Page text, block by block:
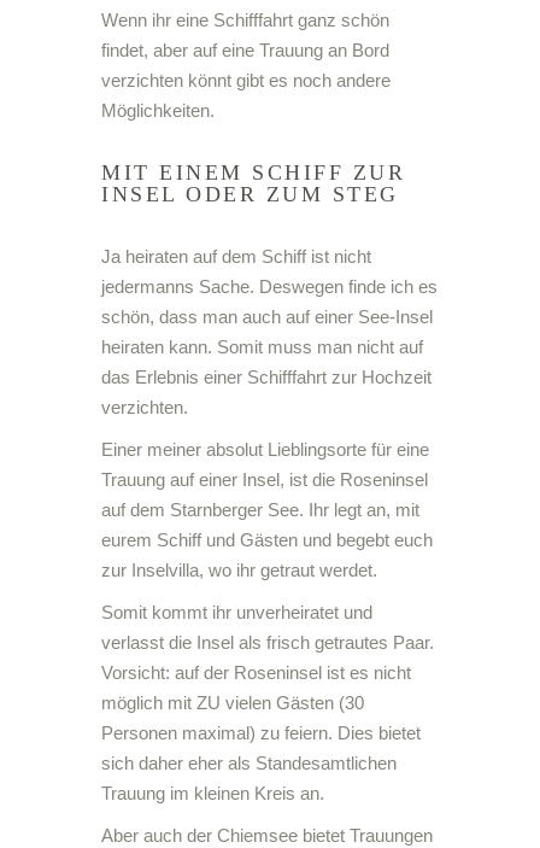
Wenn ihr eine Schifffahrt ganz schön
findet, aber auf eine Trauung an Bord
verzichten könnt gibt es noch andere
Möglichkeiten.
MIT EINEM SCHIFF ZUR
INSEL ODER ZUM STEG
Ja heiraten auf dem Schiff ist nicht
jedermanns Sache. Deswegen finde ich es
schön, dass man auch auf einer See-Insel
heiraten kann. Somit muss man nicht auf
das Erlebnis einer Schifffahrt zur Hochzeit
verzichten.
Einer meiner absolut Lieblingsorte für eine
Trauung auf einer Insel, ist die Roseninsel
auf dem Starnberger See. Ihr legt an, mit
eurem Schiff und Gästen und begebt euch
zur Inselvilla, wo ihr getraut werdet.
Somit kommt ihr unverheiratet und
verlasst die Insel als frisch getrautes Paar.
Vorsicht: auf der Roseninsel ist es nicht
möglich mit ZU vielen Gästen (30
Personen maximal) zu feiern. Dies bietet
sich daher eher als Standesamtlichen
Trauung im kleinen Kreis an.
Aber auch der Chiemsee bietet Trauungen